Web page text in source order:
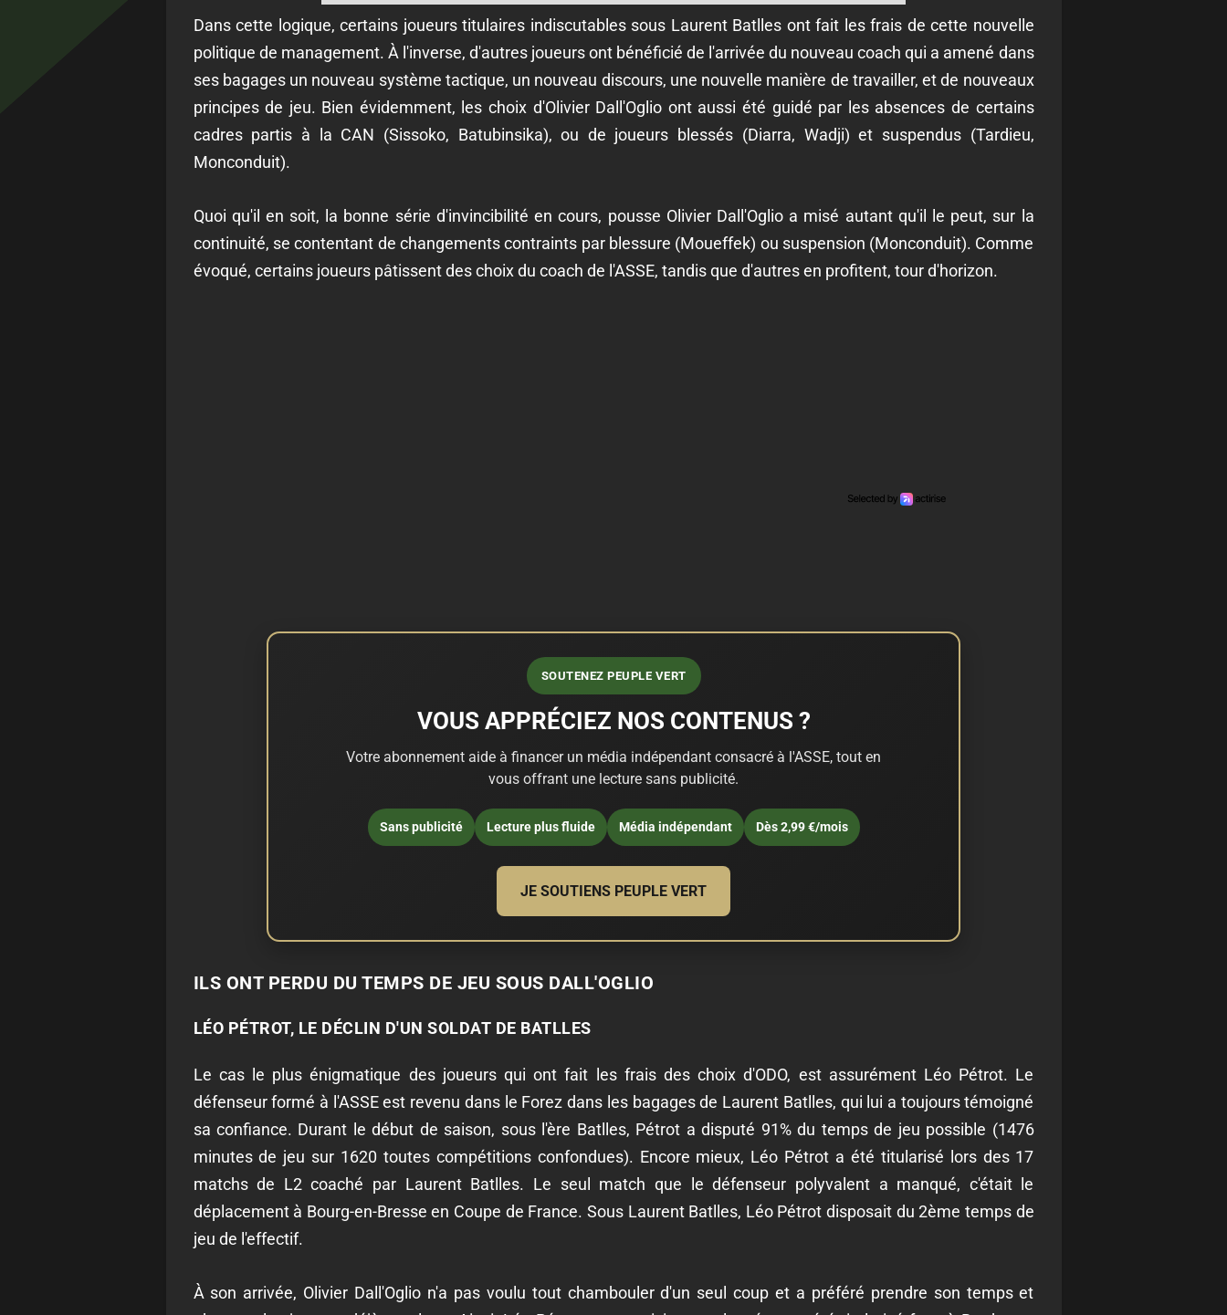
Dans cette logique, certains joueurs titulaires indiscutables sous Laurent Batlles ont fait les frais de cette nouvelle
politique de management. À l'inverse, d'autres joueurs ont bénéficié de l'arrivée du nouveau coach qui a amené dans
ses bagages un nouveau système tactique, un nouveau discours, une nouvelle manière de travailler, et de nouveaux
principes de jeu. Bien évidemment, les choix d'Olivier Dall'Oglio ont aussi été guidé par les absences de certains
cadres partis à la CAN (Sissoko, Batubinsika), ou de joueurs blessés (Diarra, Wadji) et suspendus (Tardieu,
Monconduit).
Quoi qu'il en soit, la bonne série d'invincibilité en cours, pousse Olivier Dall'Oglio a misé autant qu'il le peut, sur la
continuité, se contentant de changements contraints par blessure (Moueffek) ou suspension (Monconduit). Comme
évoqué, certains joueurs pâtissent des choix du coach de l'ASSE, tandis que d'autres en profitent, tour d'horizon.
SOUTENEZ PEUPLE VERT
VOUS APPRÉCIEZ NOS CONTENUS ?
Votre abonnement aide à financer un média indépendant consacré à l'ASSE, tout en
vous offrant une lecture sans publicité.
Sans publicité Lecture plus fluide Média indépendant Dès 2,99 €/mois
JE SOUTIENS PEUPLE VERT
ILS ONT PERDU DU TEMPS DE JEU SOUS DALL'OGLIO
LÉO PÉTROT, LE DÉCLIN D'UN SOLDAT DE BATLLES
Le cas le plus énigmatique des joueurs qui ont fait les frais des choix d'ODO, est assurément Léo Pétrot. Le
défenseur formé à l'ASSE est revenu dans le Forez dans les bagages de Laurent Batlles, qui lui a toujours témoigné
sa confiance. Durant le début de saison, sous l'ère Batlles, Pétrot a disputé 91% du temps de jeu possible (1476
minutes de jeu sur 1620 toutes compétitions confondues). Encore mieux, Léo Pétrot a été titularisé lors des 17
matchs de L2 coaché par Laurent Batlles. Le seul match que le défenseur polyvalent a manqué, c'était le
déplacement à Bourg-en-Bresse en Coupe de France. Sous Laurent Batlles, Léo Pétrot disposait du 2ème temps de
jeu de l'effectif.
À son arrivée, Olivier Dall'Oglio n'a pas voulu tout chambouler d'un seul coup et a préféré prendre son temps et